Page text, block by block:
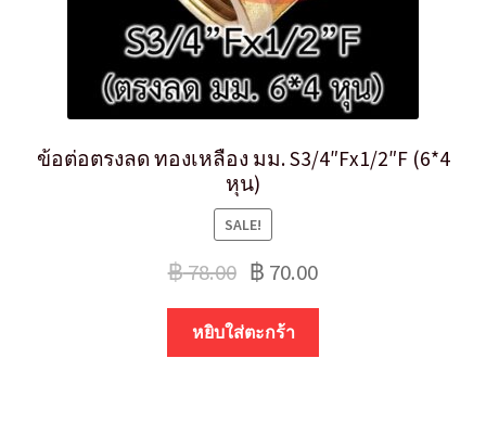
ข้อต่อตรงลด ทองเหลือง มม. S3/4″Fx1/2″F (6*4
หุน)
SALE!
฿78.00 ฿ 70.00
หยิบใส่ตะกร้า